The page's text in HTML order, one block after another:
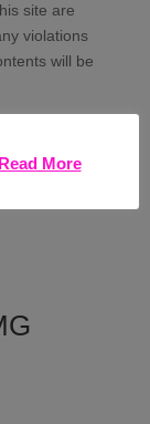
site are
violations
will be
Read More